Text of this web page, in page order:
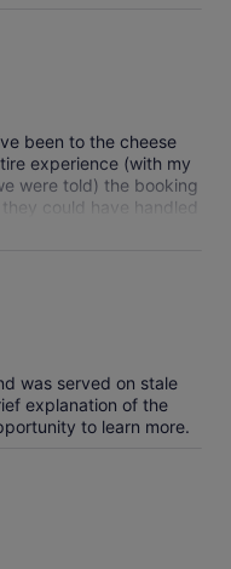
been to the cheese
experience (with my
were told) the booking
could have handled
4 adults and 2
4 and so they
terrible experience for
was served on stale
explanation of the
to learn more.